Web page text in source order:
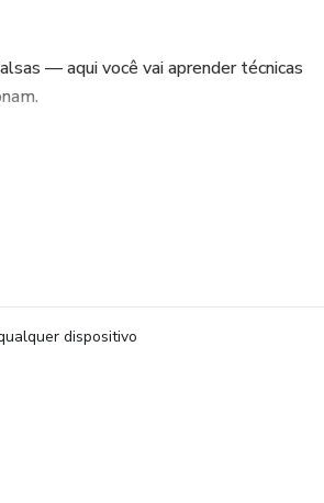
— aqui você vai aprender técnicas
e confiançadispositivo